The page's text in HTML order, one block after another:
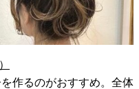
作るのがおすすめ。全体